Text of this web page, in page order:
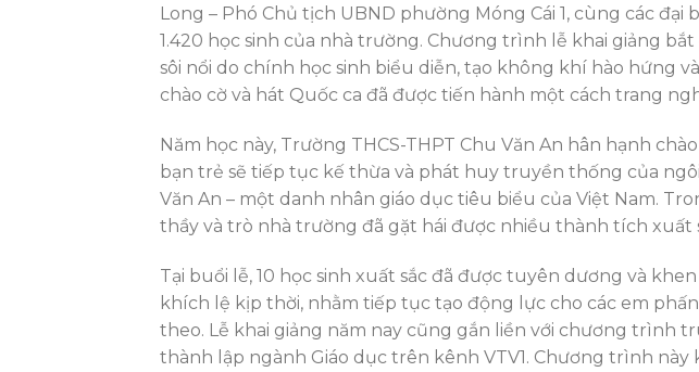
Long – Phó Chủ tịch UBND phường Móng Cái 1, cùng các đại
1.420 học sinh của nhà trường. Chương trình lễ khai giảng
sôi nổi do chính học sinh biểu diễn, tạo không khí hào hứng
chào cờ và hát Quốc ca đã được tiến hành một cách trang
Năm học này, Trường THCS-THPT Chu Văn An hân hạnh
bạn trẻ sẽ tiếp tục kế thừa và phát huy truyền thống của
Văn An – một danh nhân giáo dục tiêu biểu của Việt Nam.
thầy và trò nhà trường đã gặt hái được nhiều thành tích xuất
Tại buổi lễ, 10 học sinh xuất sắc đã được tuyên dương và
khích lệ kịp thời, nhằm tiếp tục tạo động lực cho các em
theo. Lễ khai giảng năm nay cũng gắn liền với chương trình
thành lập ngành Giáo dục trên kênh VTV1. Chương trình